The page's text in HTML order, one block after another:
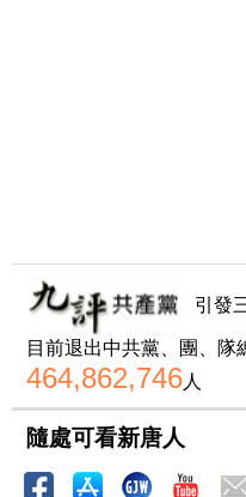
引發
目前退出中共黨、團、隊
464,862,746人
隨處可看新唐人